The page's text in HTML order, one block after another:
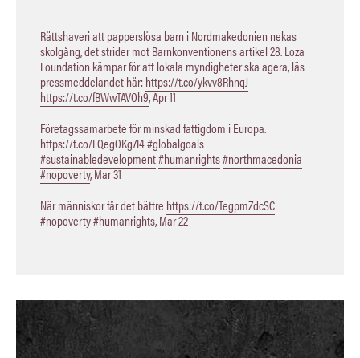
Rättshaveri att papperslösa barn i Nordmakedonien nekas
skolgång, det strider mot Barnkonventionens artikel 28. Loza
Foundation kämpar för att lokala myndigheter ska agera, läs
pressmeddelandet här:https://t.co/ykvv8RhnqJ
https://t.co/fBWwTAVOh9,Apr 11
Företagssamarbete för minskad fattigdom i Europa.
https://t.co/LQegOKg7I4#globalgoals
#sustainabledevelopment#humanrights#northmacedonia
#nopoverty,Mar 31
När människor får det bättre https://t.co/TegpmZdcSC
#nopoverty#humanrights,Mar 22